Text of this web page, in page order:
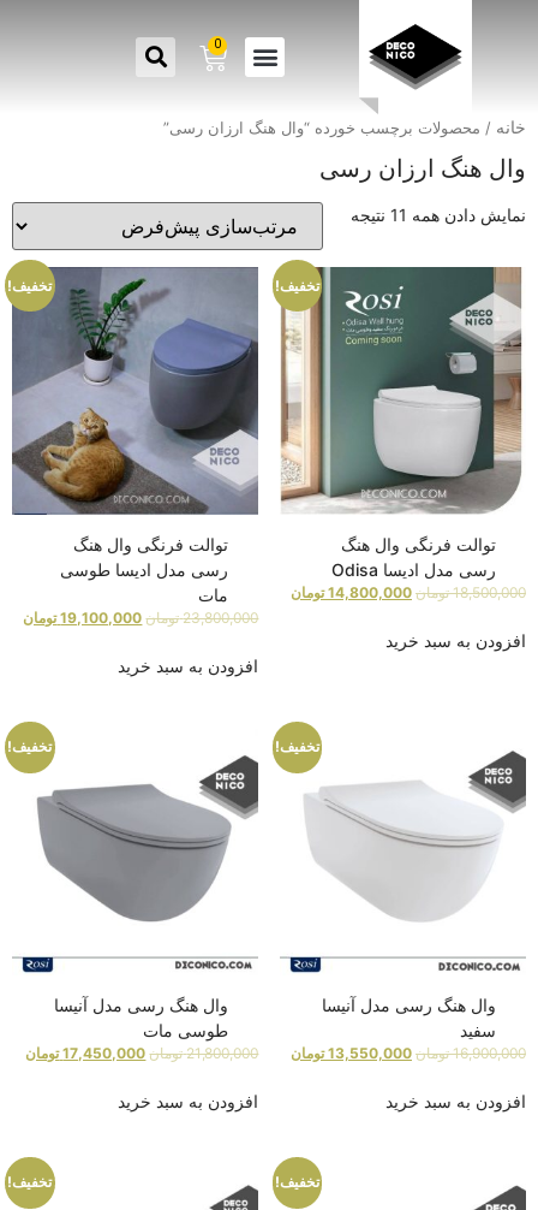
0
خانه / محصولات برچسب خورده “وال هنگ ارزان رسی”
وال هنگ ارزان رسی
نمایش دادن همه 11 نتیجه
تخفیف!
توالت فرنگی وال هنگ
رسی مدل ادیسا Odisa
18,500,000 تومان 14,800,000 تومان
افزودن به سبد خرید
تخفیف!
توالت فرنگی وال هنگ
رسی مدل ادیسا طوسی
مات
23,800,000 تومان 19,100,000 تومان
افزودن به سبد خرید
تخفیف!
وال هنگ رسی مدل آنیسا
سفید
16,900,000 تومان 13,550,000 تومان
افزودن به سبد خرید
تخفیف!
وال هنگ رسی مدل آنیسا
طوسی مات
21,800,000 تومان 17,450,000 تومان
افزودن به سبد خرید
تخفیف! تخفیف!